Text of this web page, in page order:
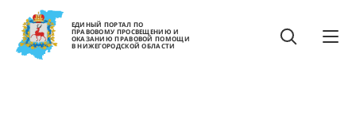
ЕДИНЫЙ ПОРТАЛ ПО
ПРАВОВОМУ ПРОСВЕЩЕНИЮ И
ОКАЗАНИЮ ПРАВОВОЙ ПОМОЩИ
В НИЖЕГОРОДСКОЙ ОБЛАСТИ